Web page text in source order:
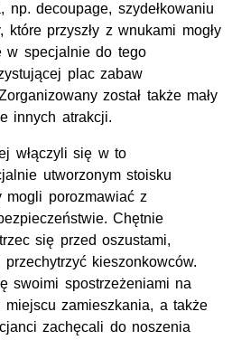
np. decoupage, szydełkowaniu
które przyszły z wnukami mogły
w specjalnie do tego
plac zabaw
został także mały
innych atrakcji.
włączyli się w to
utworzonym stoisku
mogli porozmawiać z
Chętnie
się przed oszustami,
kieszonkowców.
swoimi spostrzeżeniami na
zamieszkania, a także
zachęcali do noszenia